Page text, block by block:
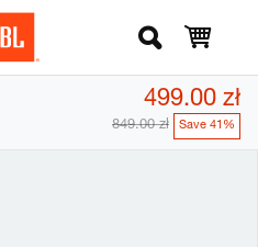
499.00 zł
849.00 zł Save 41%